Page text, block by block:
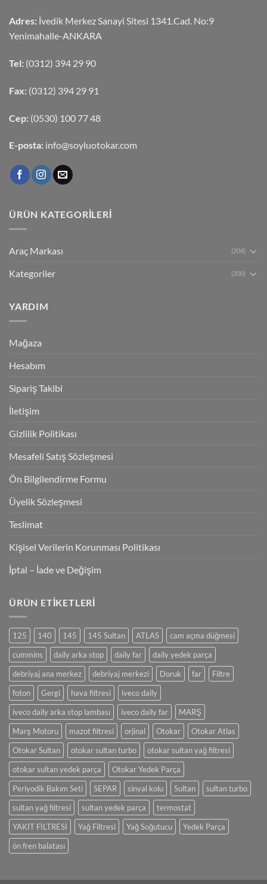
Adres: İvedik Merkez Sanayi Sitesi 1341.Cad. No:9
Yenimahalle-ANKARA
Tel: (0312) 394 29 90
Fax: (0312) 394 29 91
Cep: (0530) 100 77 48
E-posta: info@soyluotokar.com
ÜRÜN KATEGORILERI
Araç Markası (204)
Kategoriler (200)
YARDIM
Mağaza
Hesabım
Sipariş Takibi
İletişim
Gizlilik Politikası
Mesafeli Satış Sözleşmesi
Ön Bilgilendirme Formu
Üyelik Sözleşmesi
Teslimat
Kişisel Verilerin Korunması Politikası
İptal – İade ve Değişim
ÜRÜN ETIKETLERI
125 140 145 145 Sultan ATLAS
cam açma düğmesi
cummins
daily arka stop daily far
daily yedek parça
debriyaj ana merkez
debriyaj merkezi Doruk far
Filtre
foton
Gergi hava filtresi
iveco daily
iveco daily arka stop lambası
iveco daily far
MARŞ
Marş Motoru
mazot filtresi orjinal Otokar
Otokar Atlas
Otokar Sultan
otokar sultan turbo
otokar sultan yağ filtresi
otokar sultan yedek parça
Otokar Yedek Parça
Periyodik Bakım Seti
SEPAR sinyal kolu Sultan
sultan turbo
sultan yağ filtresi
sultan yedek parça
termostat
YAKIT FİLTRESİ
Yağ Filtresi Yağ Soğutucu
Yedek Parça
ön fren balatası